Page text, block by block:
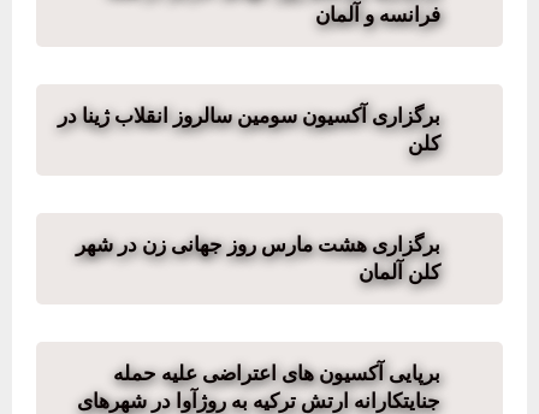
فرانسه و آلمان
برگزاری آکسیون سومین سالروز انقلاب ژینا در
کلن
برگزاری هشت مارس روز جهانی زن در شهر
کلن آلمان
برپایی آکسیون های اعتراضی علیه حمله
جنایتکارانه ارتش ترکیه به روژآوا در شهرهای